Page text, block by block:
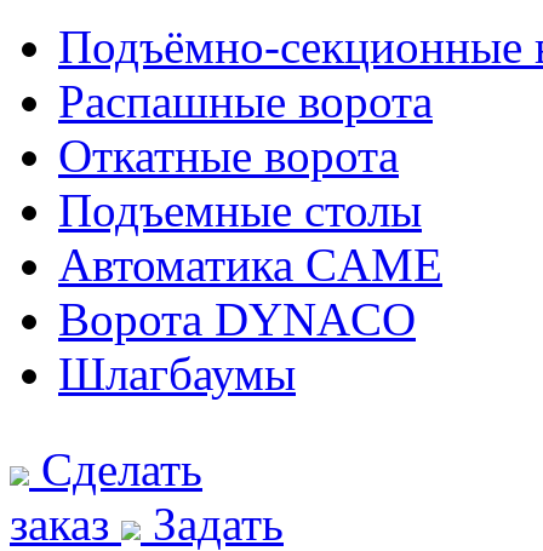
Подъёмно-секционные
Распашные ворота
Откатные ворота
Подъемные столы
Автоматика CAME
Ворота DYNACO
Шлагбаумы
Сделать
заказ
Задать